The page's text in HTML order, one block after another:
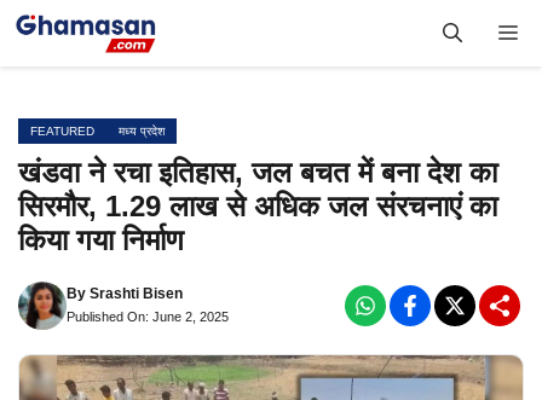
Skip
FEATURED मध्य प्रदेश
खंडवा ने रचा इतिहास, जल बचत में बना देश का
सिरमौर, 1.29 लाख से अधिक जल संरचनाएं का
किया गया निर्माण
By Srashti Bisen
Published On: June 2, 2025